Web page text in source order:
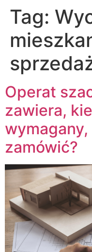
Tag:
Operat
zawiera,
zamówić?